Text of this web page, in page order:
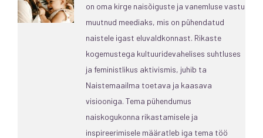
on oma kirge naisõiguste ja vanemluse vastu
muutnud meediaks, mis on pühendatud
naistele igast eluvaldkonnast. Rikaste
kogemustega kultuuridevahelises suhtluses
ja feministlikus aktivismis, juhib ta
Naistemaailma toetava ja kaasava
visiooniga. Tema pühendumus
naiskogukonna rikastamisele ja
inspireerimisele määratleb iga tema töö